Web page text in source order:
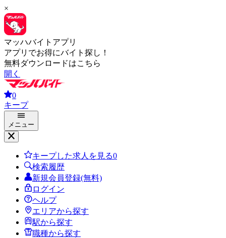
×
マッハバイトアプリ
アプリでお得にバイト探し！
無料ダウンロードはこちら
開く
0
キープ
メニュー
キープした求人を見る0
検索履歴
新規会員登録(無料)
ログイン
ヘルプ
エリアから探す
駅から探す
職種から探す